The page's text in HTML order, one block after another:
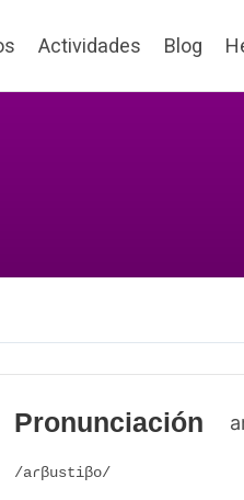
Actividades Blog
Pronunciación
/aɾβustiβo/